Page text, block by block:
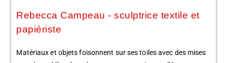
Rebecca Campeau - sculptrice textile et
papiériste
Matériaux et objets foisonnent sur ses toiles avec des mises